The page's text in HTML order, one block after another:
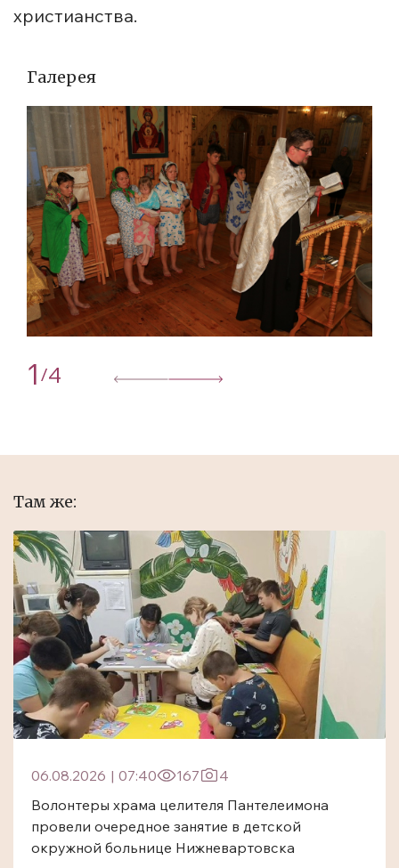
христианства.
Галерея
1 /4
Там же:
06.08.2026 | 07:40 167
4
Волонтеры храма целителя Пантелеимона
провели очередное занятие в детской
окружной больнице Нижневартовска